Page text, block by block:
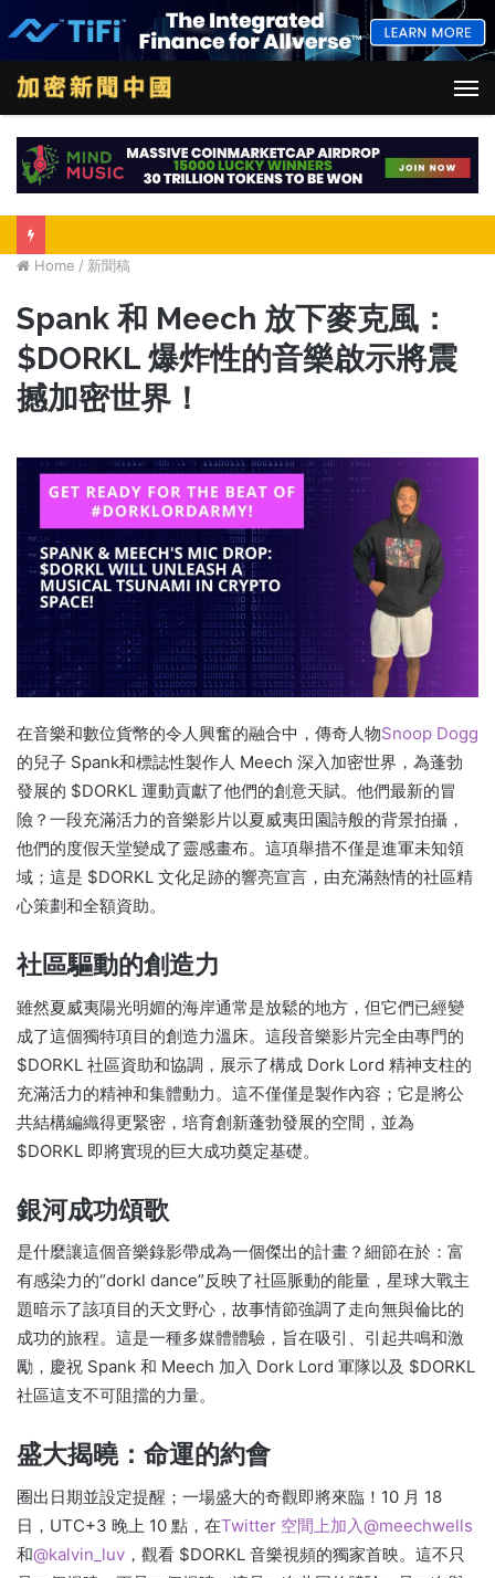
Home / 新聞稿
Spank 和 Meech 放下麥克風：
$DORKL 爆炸性的音樂啟示將震
撼加密世界！
在音樂和數位貨幣的令人興奮的融合中，傳奇人物Snoop Dogg
的兒子 Spank和標誌性製作人 Meech 深入加密世界，為蓬勃
發展的 $DORKL 運動貢獻了他們的創意天賦。 他們最新的冒
險？ 一段充滿活力的音樂影片以夏威夷田園詩般的背景拍攝，
他們的度假天堂變成了靈感畫布。 這項舉措不僅是進軍未知領
域； 這是 $DORKL 文化足跡的響亮宣言，由充滿熱情的社區精
心策劃和全額資助。
社區驅動的創造力
雖然夏威夷陽光明媚的海岸通常是放鬆的地方，但它們已經變
成了這個獨特項目的創造力溫床。 這段音樂影片完全由專門的
$DORKL 社區資助和協調，展示了構成 Dork Lord 精神支柱的
充滿活力的精神和集體動力。 這不僅僅是製作內容； 它是將公
共結構編織得更緊密，培育創新蓬勃發展的空間，並為
$DORKL 即將實現的巨大成功奠定基礎。
銀河成功頌歌
是什麼讓這個音樂錄影帶成為一個傑出的計畫？ 細節在於：富
有感染力的“dorkl dance”反映了社區脈動的能量，星球大戰主
題暗示了該項目的天文野心，故事情節強調了走向無與倫比的
成功的旅程。 這是一種多媒體體驗，旨在吸引、引起共鳴和激
勵，慶祝 Spank 和 Meech 加入 Dork Lord 軍隊以及 $DORKL
社區這支不可阻擋的力量。
盛大揭曉：命運的約會
圈出日期並設定提醒； 一場盛大的奇觀即將來臨！ 10 月 18
日，UTC+3 晚上 10 點， 在Twitter 空間上加入@meechwells
和@kalvin_luv ，觀看 $DORKL 音樂視頻的獨家首映。 這不只